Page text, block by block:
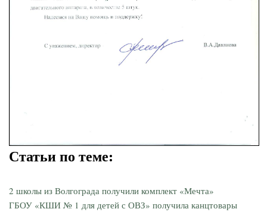
Статьи по теме:
2 школы из Волгограда получили комплект «Мечта»
ГБОУ «КШИ № 1 для детей с ОВЗ» получила канцтовары